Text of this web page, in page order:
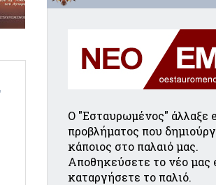
Ο "Εσταυρωμένος" άλλαξε
προβλήματος που
κάποιος στο παλαιό μας.
Αποθηκεύσετε το νέο μας
καταργήσετε το παλιό.